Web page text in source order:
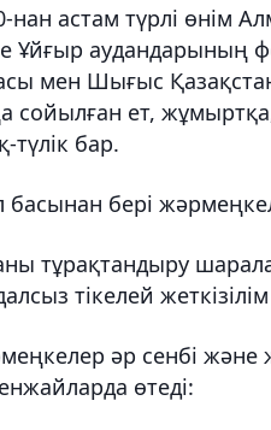
нан астам түрлі өнім
Ұйғыр аудандарының
мен Шығыс
сойылған ет,
түлік бар.
бері
тұрақтандыру
тікелей
әр сенбі және
өтеді: